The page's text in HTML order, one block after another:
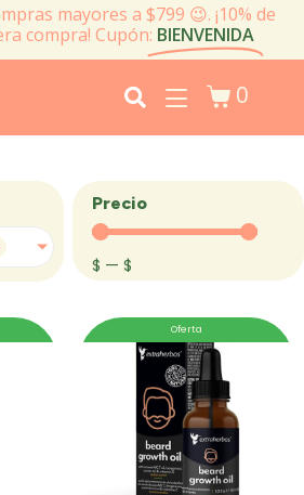
mayores a $799 😉. ¡10% de
compra! Cupón: BIENVENIDA
0
Precio
$ — $
Oferta